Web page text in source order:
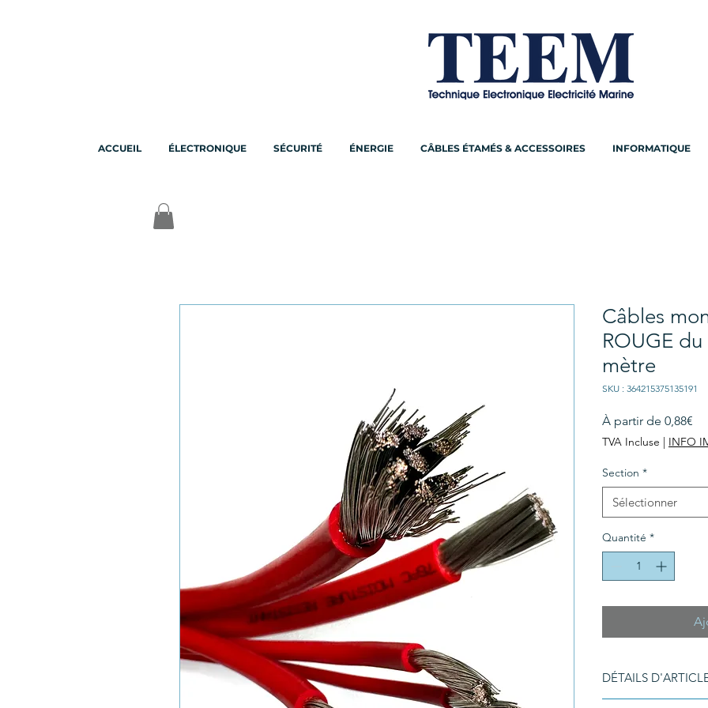
ACCUEIL ÉLECTRONIQUE SÉCURITÉ ÉNERGIE CÂBLES ÉTAMÉS & ACCESSOIRES INFORMATIQUE
Câbles
ROUGE du
mètre
SKU : 364215375135191
À partir de 0,88€
TVA Incluse | INFO
Section *
Sélectionner
Quantité *
DÉTAILS